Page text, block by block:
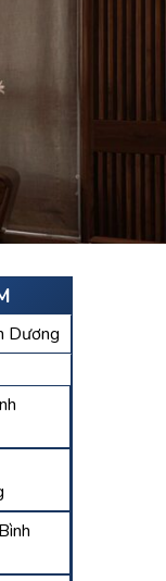
Dương